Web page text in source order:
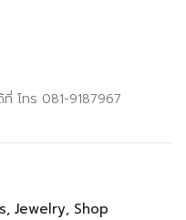
โทร 081-9187967
Jewelry Shop